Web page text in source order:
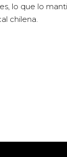
lo que lo
chilena.